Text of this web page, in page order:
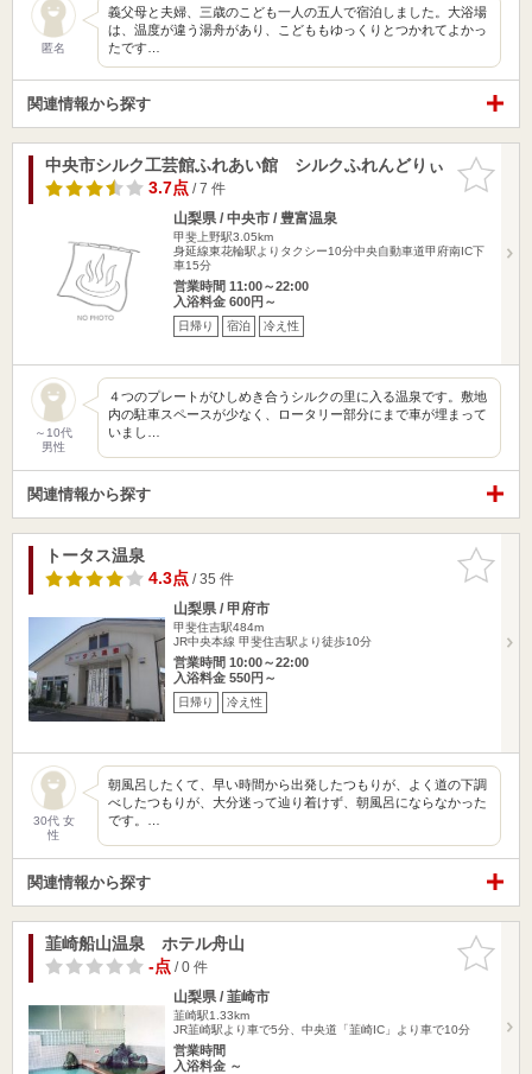
匿名
義父母と夫婦、三歳のこども一人の五人で宿泊しました。大浴場
は、温度が違う湯舟があり、こどももゆっくりとつかれてよかっ
たです…
関連情報から探す
お気に入
りに追加
中央市シルク工芸館ふれあい館 シルクふれんどりぃ
3.7点/ 7 件
山梨県 / 中央市 / 豊富温泉
甲斐上野駅3.05km
身延線東花輪駅よりタクシー10分中央自動車道甲府南IC下
車15分
営業時間 11:00～22:00
入浴料金 600円～
日帰り 宿泊 冷え性
～10代
男性
４つのプレートがひしめき合うシルクの里に入る温泉です。敷地
内の駐車スペースが少なく、ロータリー部分にまで車が埋まって
いまし…
関連情報から探す
お気に入
りに追加
トータス温泉
4.3点/ 35 件
山梨県 / 甲府市
甲斐住吉駅484m
JR中央本線 甲斐住吉駅より徒歩10分
営業時間 10:00～22:00
入浴料金 550円～
日帰り 冷え性
30代 女
性
朝風呂したくて、早い時間から出発したつもりが、よく道の下調
べしたつもりが、大分迷って辿り着けず、朝風呂にならなかった
です。…
関連情報から探す
お気に入
りに追加
韮崎船山温泉 ホテル舟山
-点/ 0 件
山梨県 / 韮崎市
韮崎駅1.33km
JR韮崎駅より車で5分、中央道「韮崎IC」より車で10分
営業時間
入浴料金 ～